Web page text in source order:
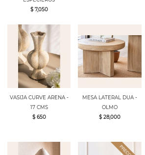
$ 7,050
VASIJA CURVE ARENA -
17 CMS
$ 650
MESA LATERAL DUA -
OLMO
$ 28,000